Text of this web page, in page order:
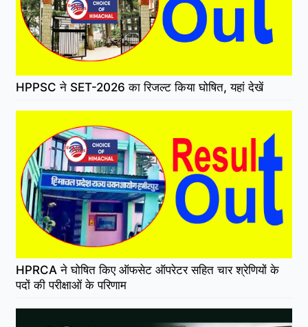
HPPSC ने SET-2026 का रिजल्ट किया घोषित, यहां देखें
HPRCA ने घोषित किए ऑफसेट ऑपरेटर सहित चार श्रेणियों के
पदों की परीक्षाओं के परिणाम